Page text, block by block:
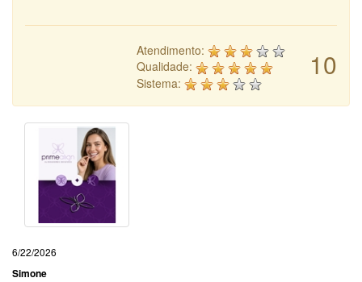
10
Atendimento:
Qualidade:
Sistema:
6/22/2026
Simone